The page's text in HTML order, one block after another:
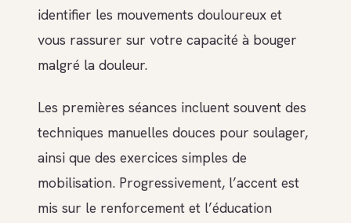
identifier les mouvements douloureux et
vous rassurer sur votre capacité à bouger
malgré la douleur.
Les premières séances incluent souvent des
techniques manuelles douces pour soulager,
ainsi que des exercices simples de
mobilisation. Progressivement, l’accent est
mis sur le renforcement et l’éducation